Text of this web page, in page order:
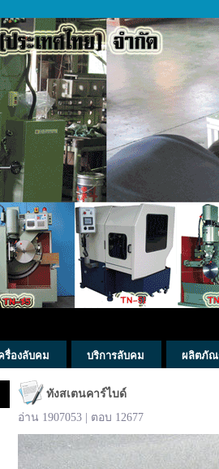
รื่องลับคม บริการลับคม ผลิตภัณ
ทังสเตนคาร์ไบด์
อ่าน 1907053 | ตอบ 12677